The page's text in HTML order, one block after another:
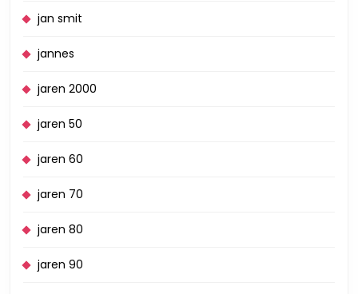
jan smit
jannes
jaren 2000
jaren 50
jaren 60
jaren 70
jaren 80
jaren 90